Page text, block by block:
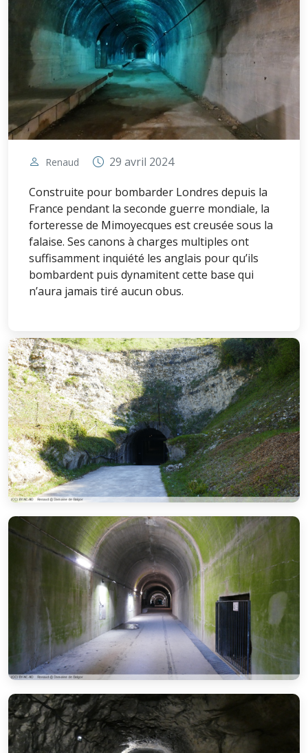
Renaud
29 avril 2024
Construite pour bombarder Londres depuis la
France pendant la seconde guerre mondiale, la
forteresse de Mimoyecques est creusée sous la
falaise. Ses canons à charges multiples ont
suffisamment inquiété les anglais pour qu’ils
bombardent puis dynamitent cette base qui
n’aura jamais tiré aucun obus.